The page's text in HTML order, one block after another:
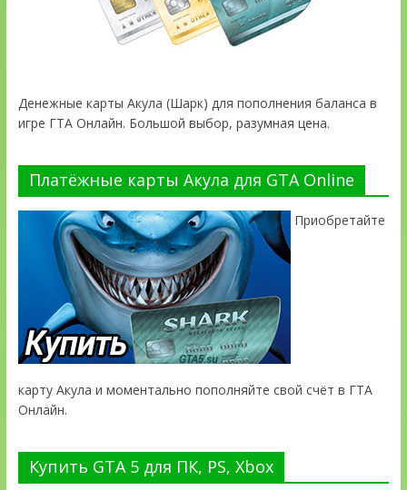
Денежные карты Акула (Шарк) для пополнения баланса в
игре ГТА Онлайн. Большой выбор, разумная цена.
Платёжные карты Акула для GTA Online
Приобретайте
карту Акула и моментально пополняйте свой счёт в ГТА
Онлайн.
Купить GTA 5 для ПК, PS, Xbox